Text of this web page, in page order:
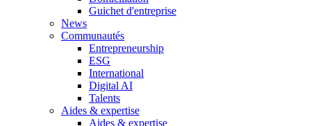
Guichet d'entreprise
News
Communautés
Entrepreneurship
ESG
International
Digital AI
Talents
Aides & expertise
Aides & expertise